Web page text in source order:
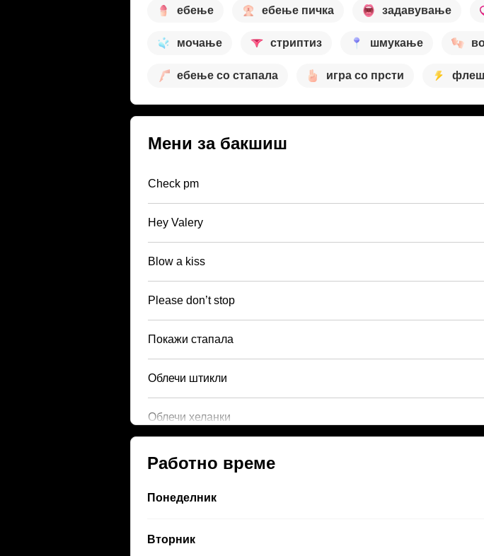
ебење ебење пичка задавување
мочање стриптиз шмукање
ебење со стапала игра со прсти
Мени за бакшиш
Check pm
Hey Valery
Blow a kiss
Please don’t stop
Покажи стапала
Облечи штикли
Облечи хеланки
Работно време
Понеделник
Вторник